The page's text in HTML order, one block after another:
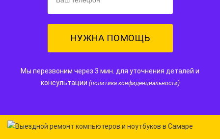
НУЖНА ПОМОЩЬ
Мы перезвоним через 3 мин. для уточнения деталей и
консультации (политика конфиденциальности)